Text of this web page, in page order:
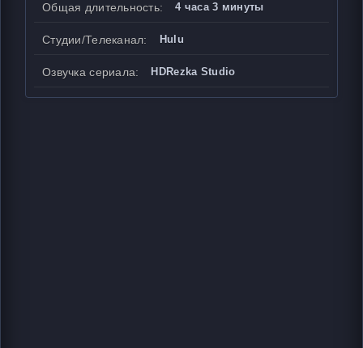
Общая длительность: 4 часа 3 минуты
Студии/Телеканал: Hulu
Озвучка сериала: HDRezka Studio